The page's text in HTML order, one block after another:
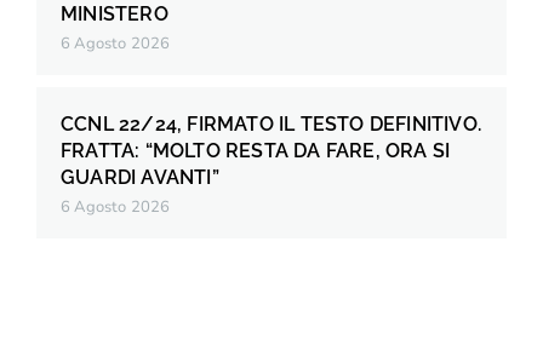
MINISTERO
6 Agosto 2026
CCNL 22/24, FIRMATO IL TESTO DEFINITIVO.
FRATTA: “MOLTO RESTA DA FARE, ORA SI
GUARDI AVANTI”
6 Agosto 2026